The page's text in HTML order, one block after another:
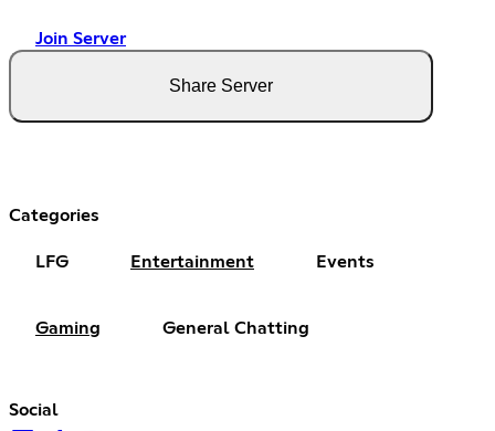
Join Server
Share Server
Categories
LFG Entertainment Events
Gaming General Chatting
Social